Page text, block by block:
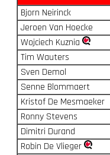
Bjorn Neirinck
Jeroen Van Hoecke
Wojciech Kuznia
Tim Wauters
Sven Demol
Senne Blommaert
Kristof De Mesmaeker
Ronny Stevens
Dimitri Durand
Robin De Vlieger